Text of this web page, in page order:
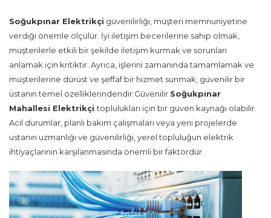
Soğukpınar Elektrikçi güvenilirliği, müşteri memnuniyetine
verdiği önemle ölçülür. İyi iletişim becerilerine sahip olmak,
müşterilerle etkili bir şekilde iletişim kurmak ve sorunları
anlamak için kritiktir. Ayrıca, işlerini zamanında tamamlamak ve
müşterilerine dürüst ve şeffaf bir hizmet sunmak, güvenilir bir
ustanın temel özelliklerindendir.Güvenilir Soğukpınar
Mahallesi Elektrikçitoplulukları için bir güven kaynağı olabilir.
Acil durumlar, planlı bakım çalışmaları veya yeni projelerde
ustanın uzmanlığı ve güvenilirliği, yerel topluluğun elektrik
ihtiyaçlarının karşılanmasında önemli bir faktördür.